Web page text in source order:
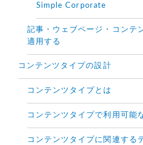
Simple Corporate
記事・ウェブページ・コンテ
適用する
コンテンツタイプの設計
コンテンツタイプとは
コンテンツタイプで利用可能
コンテンツタイプに関連する